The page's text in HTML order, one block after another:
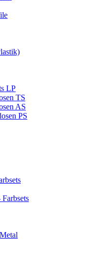
LP
TS
AS
PS